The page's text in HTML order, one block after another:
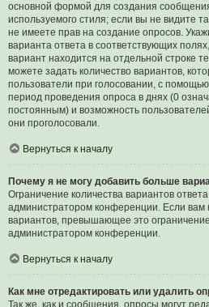
основной формой для создания
используемого стиля; если вы не видите
не имеете прав на создание опросов.
варианта ответа в соответствующих
вариант находится на отдельной строке
можете задать количество вариантов,
пользователи при голосовании, с
период проведения опроса в днях (0
постоянным) и возможность
они проголосовали.
Вернуться к началу
Почему я не могу добавить больше
Ограничение количества вариантов
администратором конференции. Если вам
вариантов, превышающее это
администратором конференции.
Вернуться к началу
Как мне отредактировать или удалить
Так же, как и сообщения, опросы могут